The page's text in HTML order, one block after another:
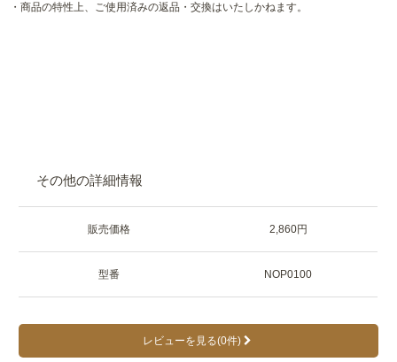
・商品の特性上、ご使用済みの返品・交換はいたしかねます。
その他の詳細情報
販売価格 2,860円
型番 NOP0100
レビューを見る(0件)